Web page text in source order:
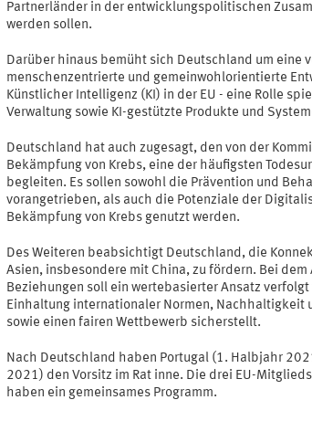
Partnerländer in der entwicklungspolitischen
werden sollen.
Darüber hinaus bemüht sich Deutschland um eine
menschenzentrierte und gemeinwohlorientierte
Künstlicher Intelligenz (KI) in der EU - eine Rolle
Verwaltung sowie KI-gestützte Produkte und
Deutschland hat auch zugesagt, den von der
Bekämpfung von Krebs, eine der häufigsten
begleiten. Es sollen sowohl die Prävention und
vorangetrieben, als auch die Potenziale der
Bekämpfung von Krebs genutzt werden.
Des Weiteren beabsichtigt Deutschland, die
Asien, insbesondere mit China, zu fördern. Bei
Beziehungen soll ein wertebasierter Ansatz
Einhaltung internationaler Normen, Nachhaltigkeit
sowie einen fairen Wettbewerb sicherstellt.
Nach Deutschland haben Portugal (1. Halbjahr
2021) den Vorsitz im Rat inne. Die drei EU-
haben ein gemeinsames Programm.